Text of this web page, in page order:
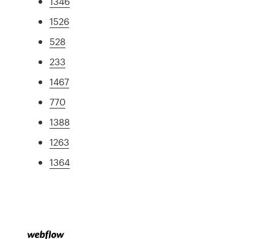
1526
528
233
1467
770
1388
1263
1364